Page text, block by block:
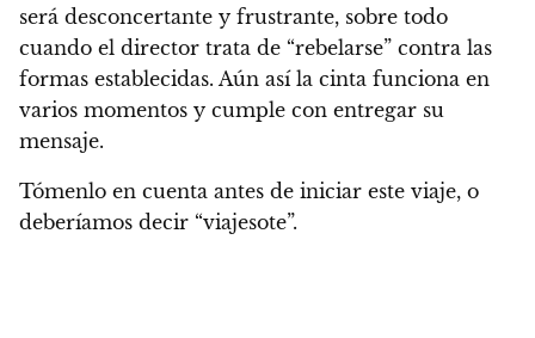
será desconcertante y frustrante, sobre todo
cuando el director trata de “rebelarse” contra las
formas establecidas. Aún así la cinta funciona en
varios momentos y cumple con entregar su
mensaje.
Tómenlo en cuenta antes de iniciar este viaje, o
deberíamos decir “viajesote”.